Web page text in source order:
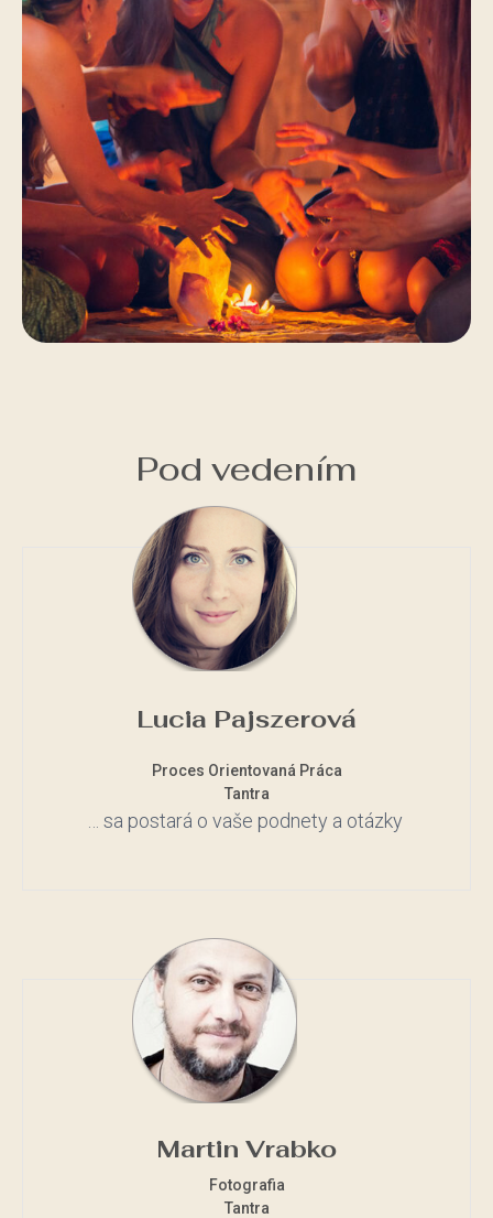
Pod vedením
Lucia Pajszerová
Proces Orientovaná Práca
Tantra
… sa postará o vaše podnety a otázky
Martin Vrabko
Fotografia
Tantra